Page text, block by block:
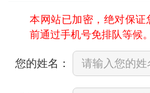
本网站已加密，绝对保
前通过手机号免排队等候。
您的姓名：